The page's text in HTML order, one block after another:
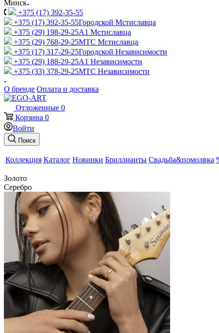
Минск
+375 (17) 392-35-55
+375 (17) 392-35-55Городской Мстиславца
+375 (29) 198-29-25A1 Мстиславца
+375 (29) 768-29-25МТС Мстиславца
+375 (17) 317-29-25Городской Независимости
+375 (29) 188-29-25A1 Независимости
+375 (33) 378-29-25МТС Независимости
О бренде Оплата и доставка
Отложенные 0
Корзина 0
Войти
Поиск
Коллекция Каталог Новинки Бриллианты Свадьба&помолвка
Золото
Серебро